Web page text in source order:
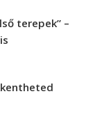
terepek” –